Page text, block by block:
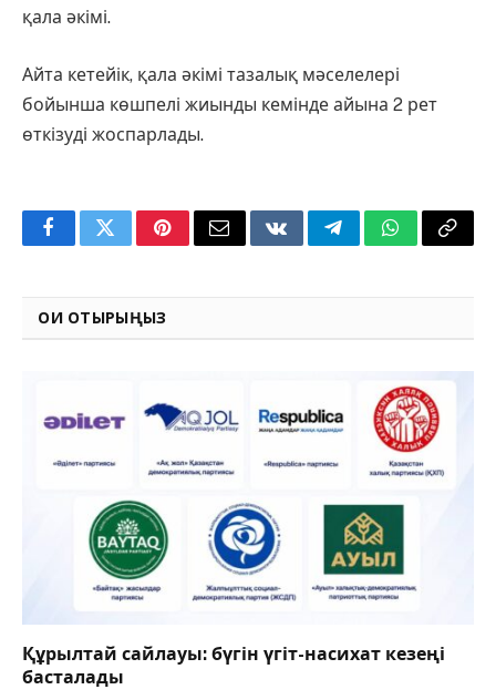
қала әкімі.
Айта кетейік, қала әкімі тазалық мәселелері
бойынша көшпелі жиынды кемінде айына 2 рет
өткізуді жоспарлады.
FacebookTwitterPinterestEmail VKontakteTelegramWhatsApp
Copy
ОҚИ ОТЫРЫҢЫЗ
Құрылтай сайлауы: бүгін үгіт-насихат кезеңі
басталады